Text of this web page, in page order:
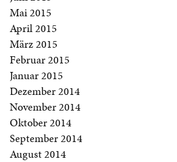
Mai 2015
April 2015
März 2015
Februar 2015
Januar 2015
Dezember 2014
November 2014
Oktober 2014
September 2014
August 2014